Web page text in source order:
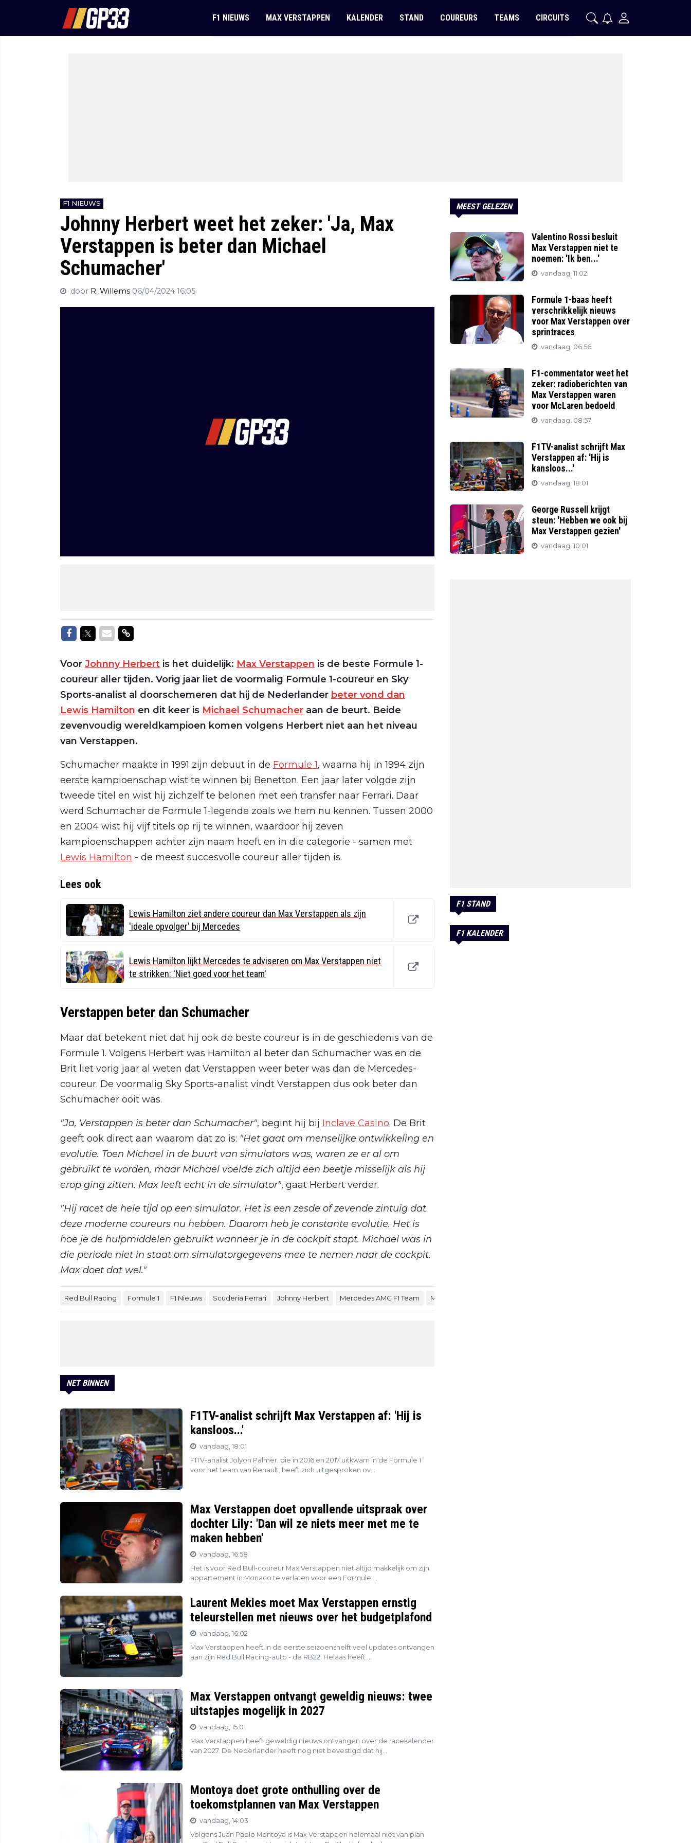
F1 NIEUWS MAX VERSTAPPEN KALENDER STAND COUREURS TEAMS CIRCUITS
F1 NIEUWS
Johnny Herbert weet het zeker: 'Ja, Max
Verstappen is beter dan Michael
Schumacher'
door R. Willems 06/04/2024 16:05
Delen op Facebook
Delen op Twitter
Delen via Mail
Delen via link
Voor Johnny Herbert is het duidelijk: Max Verstappen is de beste Formule 1-
coureur aller tijden. Vorig jaar liet de voormalig Formule 1-coureur en Sky
Sports-analist al doorschemeren dat hij de Nederlander beter vond dan
Lewis Hamilton en dit keer is Michael Schumacher aan de beurt. Beide
zevenvoudig wereldkampioen komen volgens Herbert niet aan het niveau
van Verstappen.
Schumacher maakte in 1991 zijn debuut in de Formule 1, waarna hij in 1994 zijn
eerste kampioenschap wist te winnen bij Benetton. Een jaar later volgde zijn
tweede titel en wist hij zichzelf te belonen met een transfer naar Ferrari. Daar
werd Schumacher de Formule 1-legende zoals we hem nu kennen. Tussen 2000
en 2004 wist hij vijf titels op rij te winnen, waardoor hij zeven
kampioenschappen achter zijn naam heeft en in die categorie - samen met
Lewis Hamilton - de meest succesvolle coureur aller tijden is.
Lees ook
Lewis Hamilton ziet andere coureur dan Max Verstappen als zijn
'ideale opvolger' bij Mercedes
Lewis Hamilton lijkt Mercedes te adviseren om Max Verstappen niet
te strikken: 'Niet goed voor het team'
Verstappen beter dan Schumacher
Maar dat betekent niet dat hij ook de beste coureur is in de geschiedenis van de
Formule 1. Volgens Herbert was Hamilton al beter dan Schumacher was en de
Brit liet vorig jaar al weten dat Verstappen weer beter was dan de Mercedes-
coureur. De voormalig Sky Sports-analist vindt Verstappen dus ook beter dan
Schumacher ooit was.
"Ja, Verstappen is beter dan Schumacher", begint hij bij Inclave Casino. De Brit
geeft ook direct aan waarom dat zo is: "Het gaat om menselijke ontwikkeling en
evolutie. Toen Michael in de buurt van simulators was, waren ze er al om
gebruikt te worden, maar Michael voelde zich altijd een beetje misselijk als hij
erop ging zitten. Max leeft echt in de simulator", gaat Herbert verder.
"Hij racet de hele tijd op een simulator. Het is een zesde of zevende zintuig dat
deze moderne coureurs nu hebben. Daarom heb je constante evolutie. Het is
hoe je de hulpmiddelen gebruikt wanneer je in de cockpit stapt. Michael was in
die periode niet in staat om simulatorgegevens mee te nemen naar de cockpit.
Max doet dat wel."
Red Bull Racing Formule 1 F1 Nieuws Scuderia Ferrari Johnny Herbert Mercedes AMG F1 Team Max Verstappen
NET BINNEN
F1TV-analist schrijft Max Verstappen af: 'Hij is
kansloos...'
vandaag, 18:01
F1TV-analist Jolyon Palmer, die in 2016 en 2017 uitkwam in de Formule 1
voor het team van Renault, heeft zich uitgesproken ov...
Max Verstappen doet opvallende uitspraak over
dochter Lily: 'Dan wil ze niets meer met me te
maken hebben'
vandaag, 16:58
Het is voor Red Bull-coureur Max Verstappen niet altijd makkelijk om zijn
appartement in Monaco te verlaten voor een Formule ...
Laurent Mekies moet Max Verstappen ernstig
teleurstellen met nieuws over het budgetplafond
vandaag, 16:02
Max Verstappen heeft in de eerste seizoenshelft veel updates ontvangen
aan zijn Red Bull Racing-auto - de RB22. Helaas heeft ...
Max Verstappen ontvangt geweldig nieuws: twee
uitstapjes mogelijk in 2027
vandaag, 15:01
Max Verstappen heeft geweldig nieuws ontvangen over de racekalender
van 2027. De Nederlander heeft nog niet bevestigd dat hij...
Montoya doet grote onthulling over de
toekomstplannen van Max Verstappen
vandaag, 14:03
Volgens Juan Pablo Montoya is Max Verstappen helemaal niet van plan
MEEST GELEZEN
Valentino Rossi besluit
Max Verstappen niet te
noemen: 'Ik ben...'
vandaag, 11:02
Formule 1-baas heeft
verschrikkelijk nieuws
voor Max Verstappen over
sprintraces
vandaag, 06:56
F1-commentator weet het
zeker: radioberichten van
Max Verstappen waren
voor McLaren bedoeld
vandaag, 08:57
F1TV-analist schrijft Max
Verstappen af: 'Hij is
kansloos...'
vandaag, 18:01
George Russell krijgt
steun: 'Hebben we ook bij
Max Verstappen gezien'
vandaag, 10:01
F1 STAND
F1 KALENDER